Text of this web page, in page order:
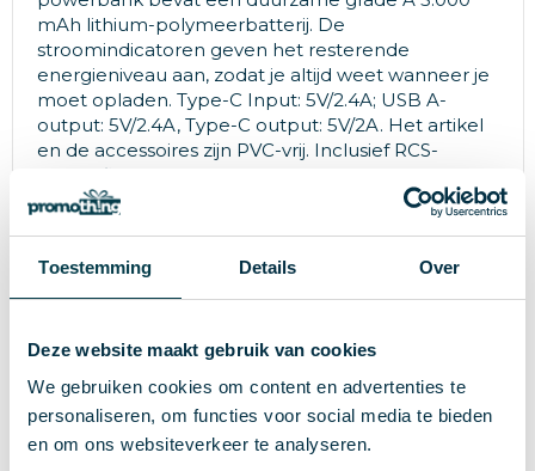
Toestemming Details Over
Deze website maakt gebruik van cookies
We gebruiken cookies om content en advertenties te
personaliseren, om functies voor social media te bieden
en om ons websiteverkeer te analyseren.
mAh lithium-polymeerbatterij. De
stroomindicatoren geven het resterende
energieniveau aan, zodat je altijd weet wanneer je
moet opladen. Type-C Input: 5V/2.4A; USB A-
output: 5V/2.4A, Type-C output: 5V/2A. Het artikel
en de accessoires zijn PVC-vrij. Inclusief RCS-
gecertificeerde gerecyclede TPE-oplaadkabel.
Verpakt in FSC® mix verpakking.
Materiaal Gerecycled ABS
Gewicht 162.9 g